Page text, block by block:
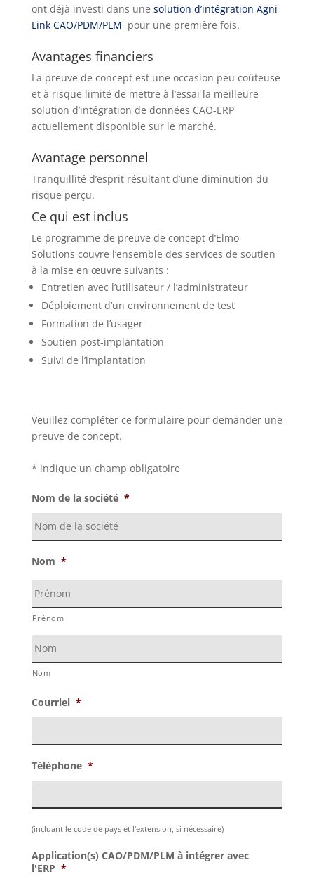
ont déjà investi dans une solution d’intégration Agni
Link CAO/PDM/PLM pour une première fois.
Avantages financiers
La preuve de concept est une occasion peu coûteuse
et à risque limité de mettre à l’essai la meilleure
solution d’intégration de données CAO-ERP
actuellement disponible sur le marché.
Avantage personnel
Tranquillité d’esprit résultant d’une diminution du
risque perçu.
Ce qui est inclus
Le programme de preuve de concept d’Elmo
Solutions couvre l’ensemble des services de soutien
à la mise en œuvre suivants :
Entretien avec l’utilisateur / l’administrateur
Déploiement d’un environnement de test
Formation de l’usager
Soutien post-implantation
Suivi de l’implantation
Veuillez compléter ce formulaire pour demander une
preuve de concept.
* indique un champ obligatoire
Nom de la société *
Nom *
Prénom
Nom
Courriel *
Téléphone *
(incluant le code de pays et l'extension, si nécessaire)
Application(s) CAO/PDM/PLM à intégrer avec
l'ERP *